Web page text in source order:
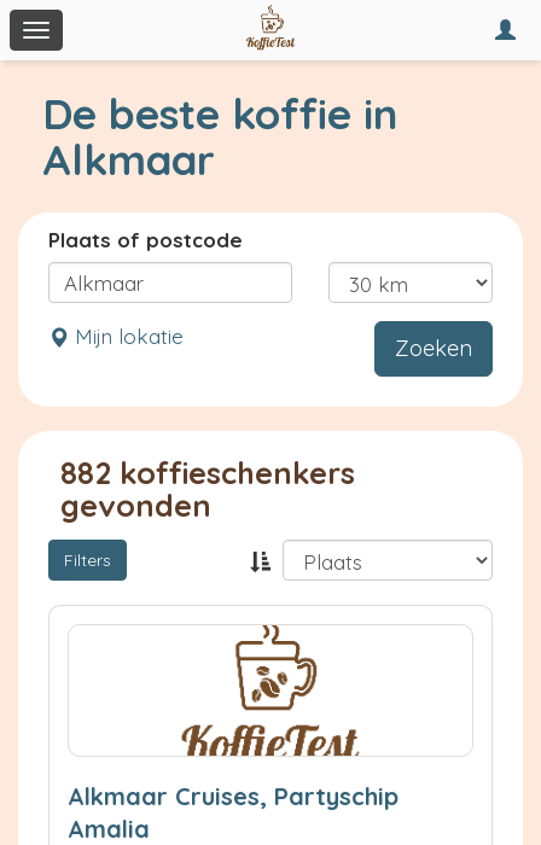
Toggle
navigation
De beste koffie in
Alkmaar
Plaats of postcode
Mijn lokatie Zoeken
882 koffieschenkers
gevonden
Filters
Alkmaar Cruises, Partyschip
Amalia